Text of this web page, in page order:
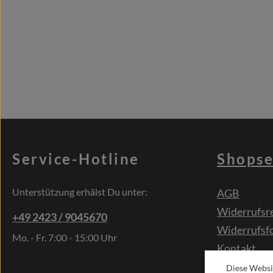
Service-Hotline
Unterstützung erhälst Du unter:
+49 2423 / 9045670
Mo. - Fr. 7:00 - 15:00 Uhr
AGB
Kontakt
Diese